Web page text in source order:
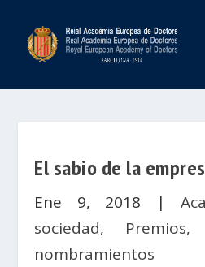
El sabio de la
Ene 9, 2018 |
sociedad,
nombramientos